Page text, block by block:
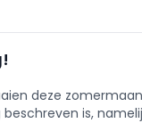
deze
is,